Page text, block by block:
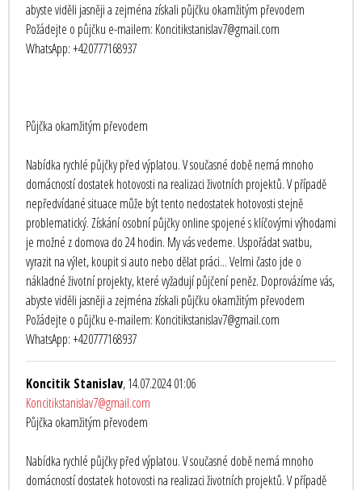
abyste viděli jasněji a zejména získali půjčku okamžitým převodem
Požádejte o půjčku e-mailem: Koncitikstanislav7@gmail.com
WhatsApp: +420777168937
Půjčka okamžitým převodem
Nabídka rychlé půjčky před výplatou. V současné době nemá mnoho
domácností dostatek hotovosti na realizaci životních projektů. V případě
nepředvídané situace může být tento nedostatek hotovosti stejně
problematický. Získání osobní půjčky online spojené s klíčovými výhodami
je možné z domova do 24 hodin. My vás vedeme. Uspořádat svatbu,
vyrazit na výlet, koupit si auto nebo dělat práci... Velmi často jde o
nákladné životní projekty, které vyžadují půjčení peněz. Doprovázíme vás,
abyste viděli jasněji a zejména získali půjčku okamžitým převodem
Požádejte o půjčku e-mailem: Koncitikstanislav7@gmail.com
WhatsApp: +420777168937
Koncitik Stanislav, 14.07.2024 01:06
Koncitikstanislav7@gmail.com
Půjčka okamžitým převodem
Nabídka rychlé půjčky před výplatou. V současné době nemá mnoho
domácností dostatek hotovosti na realizaci životních projektů. V případě